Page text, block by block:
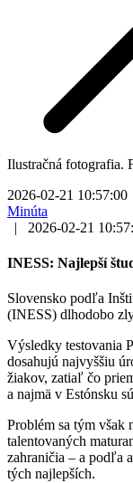
Ilustračná fotografia.
2026-02-21 10:57:00
Minúta
|
2026-02-21
INESS: Najlepší
Slovensko podľa
(INESS) dlhodobo
Výsledky testovania
dosahujú najvyššiu
žiakov, zatiaľ čo
a najmä v Estónsku
Problém sa tým však
talentovaných
zahraničia – a podľa
tých najlepších.